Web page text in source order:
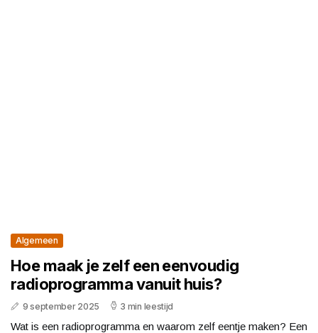
Algemeen
Hoe maak je zelf een eenvoudig
radioprogramma vanuit huis?
9 september 2025 3 min leestijd
Wat is een radioprogramma en waarom zelf eentje maken? Een